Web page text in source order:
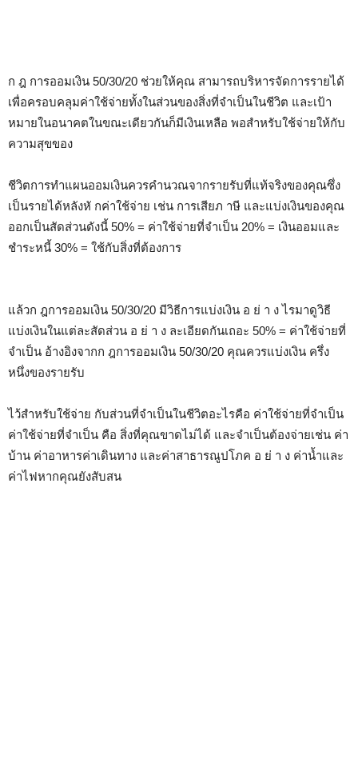
ก ฎ การออมเงิน 50/30/20 ช่วยให้คุณ สามารถบริหารจัดการรายได้
เพื่อครอบคลุมค่าใช้จ่ายทั้งในส่วนของสิ่งที่จำเป็นในชีวิต และเป้า
หมายในอนาคตในขณะเดียวกันก็มีเงินเหลือ พอสำหรับใช้จ่ายให้กับ
ความสุขของ
ชีวิตการทำแผนออมเงินควรคำนวณจากรายรับที่แท้จริงของคุณซึ่ง
เป็นรายได้หลังหั กค่าใช้จ่าย เช่น การเสียภ าษี และแบ่งเงินของคุณ
ออกเป็นสัดส่วนดังนี้ 50% = ค่าใช้จ่ายที่จำเป็น 20% = เงินออมและ
ชำระหนี้ 30% = ใช้กับสิ่งที่ต้องการ
แล้วก ฎการออมเงิน 50/30/20 มีวิธีการแบ่งเงิน อ ย่ า ง ไรมาดูวิธี
แบ่งเงินในแต่ละสัดส่วน อ ย่ า ง ละเอียดกันเถอะ 50% = ค่าใช้จ่ายที่
จำเป็น อ้างอิงจากก ฎการออมเงิน 50/30/20 คุณควรแบ่งเงิน ครึ่ง
หนึ่งของรายรับ
ไว้สำหรับใช้จ่าย กับส่วนที่จำเป็นในชีวิตอะไรคือ ค่าใช้จ่ายที่จำเป็น
ค่าใช้จ่ายที่จำเป็น คือ สิ่งที่คุณขาดไม่ได้ และจำเป็นต้องจ่ายเช่น ค่า
บ้าน ค่าอาหารค่าเดินทาง และค่าสาธารณูปโภค อ ย่ า ง ค่าน้ำและ
ค่าไฟหากคุณยังสับสน